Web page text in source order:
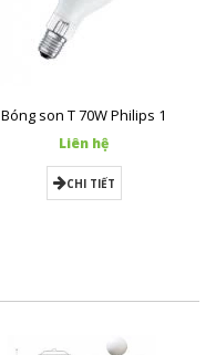
Bóng son T 70W Philips 1
Liên hệ
CHI TIẾT